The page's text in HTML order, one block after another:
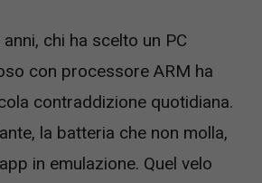
chi ha scelto un PC
con processore ARM ha
contraddizione quotidiana.
la batteria che non molla,
in emulazione. Quel velo